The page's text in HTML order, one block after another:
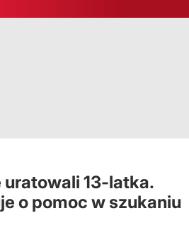
uratowali 13-latka.
o pomoc w szukaniu